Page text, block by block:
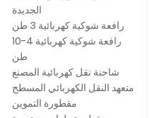
الجديدة
رافعة شوكية كهربائية 3 طن
رافعة شوكية كهربائية 4-10
طن
شاحنة نقل كهربائية المصنع
متعهد النقل الكهربائي المسطح
مقطورة التموين